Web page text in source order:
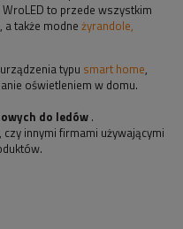
to przede wszystkim
, a także modne żyrandole,
typu smart home,
oświetleniem w domu.
do ledów .
innymi firmami używającymi